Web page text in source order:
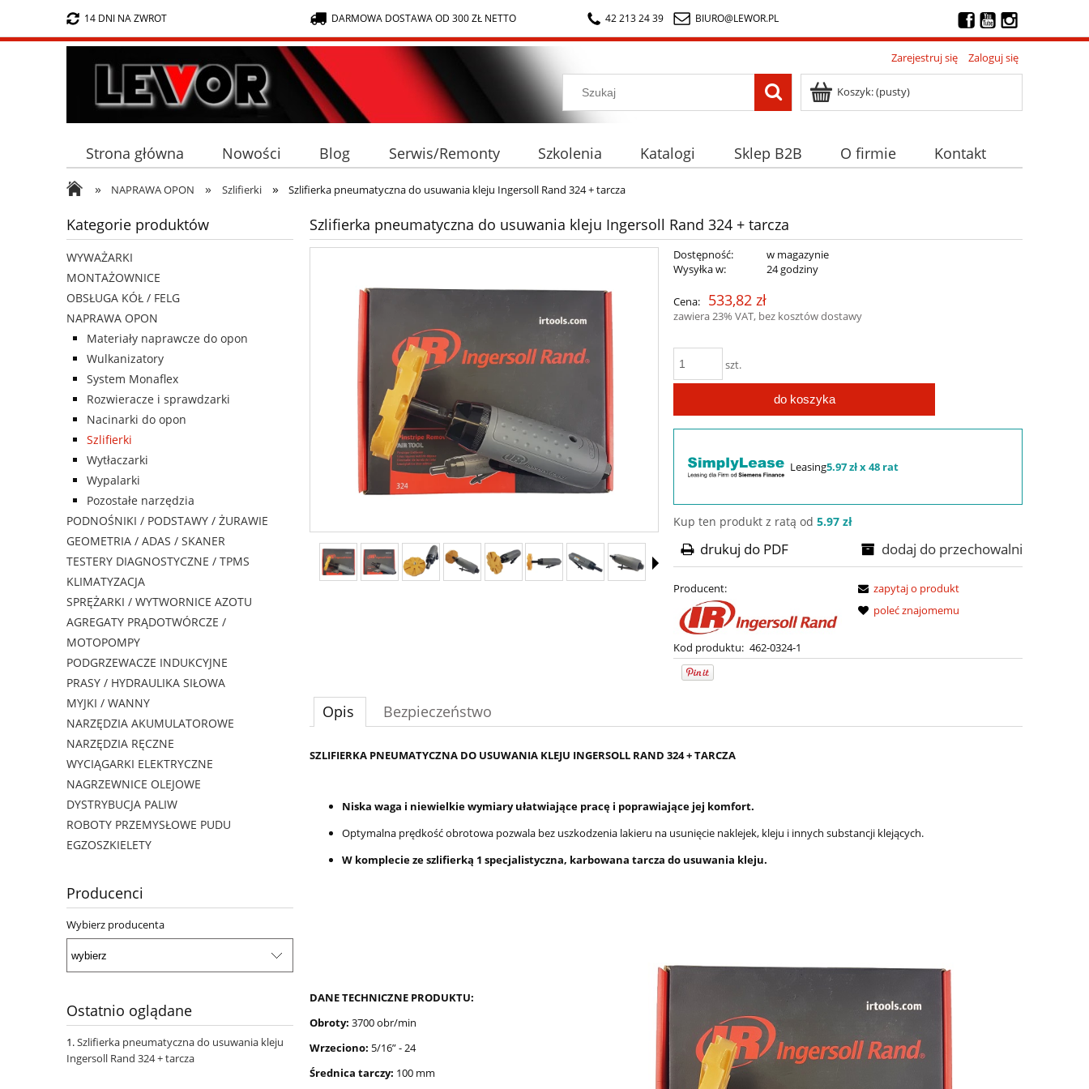
14 DNI NA ZWROT DARMOWA DOSTAWA OD 300 ZŁ NETTO 42 213 24 39 BIURO@LEWOR.PL
Zarejestruj się Zaloguj się
Koszyk:(pusty)
Strona główna Nowości Blog Serwis/Remonty Szkolenia Katalogi Sklep B2B O firmie Kontakt
» NAPRAWA OPON » Szlifierki » Szlifierka pneumatyczna do usuwania kleju Ingersoll Rand 324 + tarcza
Kategorie produktów
WYWAŻARKI
MONTAŻOWNICE
OBSŁUGA KÓŁ / FELG
NAPRAWA OPON
Materiały naprawcze do opon
Wulkanizatory
System Monaflex
Rozwieracze i sprawdzarki
Nacinarki do opon
Szlifierki
Wytłaczarki
Wypalarki
Pozostałe narzędzia
PODNOŚNIKI / PODSTAWY / ŻURAWIE
GEOMETRIA / ADAS / SKANER
TESTERY DIAGNOSTYCZNE / TPMS
KLIMATYZACJA
SPRĘŻARKI / WYTWORNICE AZOTU
AGREGATY PRĄDOTWÓRCZE /
MOTOPOMPY
PODGRZEWACZE INDUKCYJNE
PRASY / HYDRAULIKA SIŁOWA
MYJKI / WANNY
NARZĘDZIA AKUMULATOROWE
NARZĘDZIA RĘCZNE
WYCIĄGARKI ELEKTRYCZNE
NAGRZEWNICE OLEJOWE
DYSTRYBUCJA PALIW
ROBOTY PRZEMYSŁOWE PUDU
EGZOSZKIELETY
Producenci
Wybierz producenta
Ostatnio oglądane
Szlifierka pneumatyczna do usuwania kleju
Ingersoll Rand 324 + tarcza
Szlifierka pneumatyczna do usuwania kleju Ingersoll Rand 324 + tarcza
Dostępność:
w magazynie
Wysyłka w:
24 godziny
Cena: 533,82 zł
zawiera 23% VAT, bez kosztów dostawy
szt.
do koszyka
Leasing5.97 zł x 48 rat
Kup ten produkt z ratą od5.97 zł
dodaj do przechowalni
drukuj do PDF
Producent:
Kod produktu: 462-0324-1
zapytaj o produkt
poleć znajomemu
Opis Bezpieczeństwo
SZLIFIERKA PNEUMATYCZNA DO USUWANIA KLEJU INGERSOLL RAND 324 + TARCZA
Niska waga i niewielkie wymiary ułatwiające pracę i poprawiające jej komfort.
Optymalna prędkość obrotowa pozwala bez uszkodzenia lakieru na usunięcie naklejek, kleju i innych substancji klejących.
W komplecie ze szlifierką 1 specjalistyczna, karbowana tarcza do usuwania kleju.
DANE TECHNICZNE PRODUKTU:
Obroty: 3700 obr/min
Wrzeciono: 5/16” - 24
Średnica tarczy: 100 mm